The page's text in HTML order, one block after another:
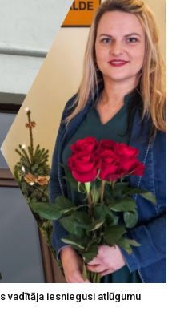
vadītāja iesniegusi atlūgumu